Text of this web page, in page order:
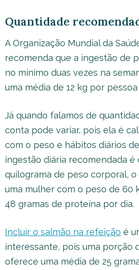
Quantidade
A Organização Mundial da
recomenda que a ingestão de
no mínimo duas vezes na
uma média de 12 kg por
Já quando falamos de
conta pode variar, pois ela é
com o peso e hábitos diários
ingestão diária recomendada é
quilograma de peso corporal, o
uma mulher com o peso de 60
48 gramas de proteína por dia.
Incluir o salmão na refeição é
interessante, pois uma porção
oferece uma média de 25